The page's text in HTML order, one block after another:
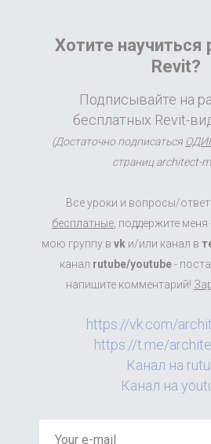
Хотите научиться
Revit?
Подписывайте на
бесплатных Revit-
(Достаточно подписаться
страниц architect-
Все уроки и вопросы/
бесплатные , поддержите
мою группу в vk и/или канал в
канал rutube/youtube-
напишите комментарий!
https://vk.com/
https://t.me/
Канал на
Канал на